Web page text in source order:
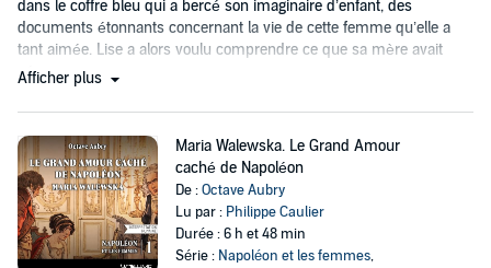
dans le coffre bleu qui a bercé son imaginaire d’enfant, des
documents étonnants concernant la vie de cette femme qu’elle a
tant aimée. Lise a alors voulu comprendre ce que sa mère avait
vécu....
Afficher plus
Maria Walewska. Le Grand Amour
caché de Napoléon
De :Octave Aubry
Lu par : Philippe Caulier
Durée : 6 h et 48 min
Série : Napoléon et les femmes,